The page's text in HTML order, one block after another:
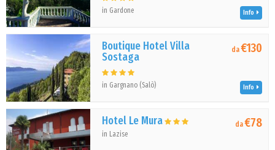
in Gardone Info
Boutique Hotel Villa
Sostaga
in Gargnano (Salò)
da€130
Info
Hotel Le Mura
in Lazise
da€78